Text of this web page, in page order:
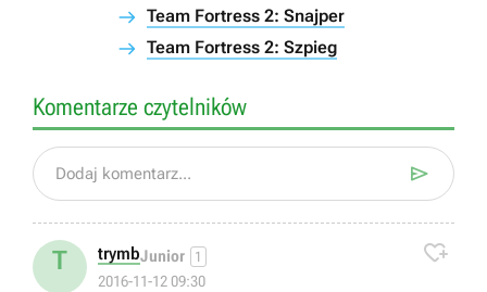
Team Fortress 2: Snajper
Team Fortress 2: Szpieg
Komentarze czytelników
Dodaj komentarz... 
T trymbJunior 1
2016-11-12 09:30
